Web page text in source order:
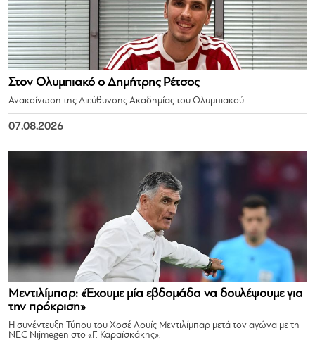
Στον Ολυμπιακό ο Δημήτρης Ρέτσος
Ανακοίνωση της Διεύθυνσης Ακαδημίας του Ολυμπιακού.
07.08.2026
Μεντιλίμπαρ: «Έχουμε μία εβδομάδα να δουλέψουμε για
την πρόκριση»
Η συνέντευξη Τύπου του Χοσέ Λουίς Μεντιλίμπαρ μετά τον αγώνα με τη
NEC Nijmegen στο «Γ. Καραϊσκάκης».